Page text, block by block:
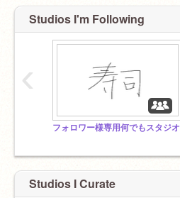
Studios I'm Following
フォロワー様専用何でもスタジオ
‹
Studios I Curate